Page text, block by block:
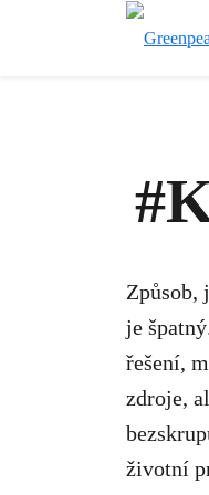
Způsob,
je
řešení,
zdroje,
životní